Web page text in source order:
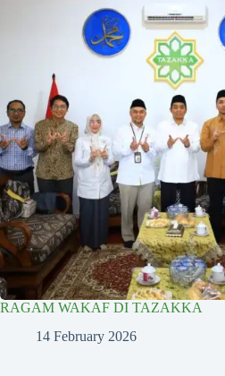
RAGAM WAKAF DI TAZAKKA
14 February 2026